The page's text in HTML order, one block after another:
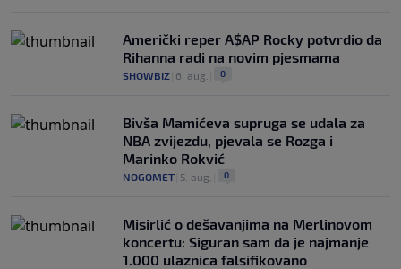
Američki reper A$AP Rocky potvrdio da
Rihanna radi na novim pjesmama
SHOWBIZ 6. aug. 0
Bivša Mamićeva supruga se udala za
NBA zvijezdu, pjevala se Rozga i
Marinko Rokvić
NOGOMET 5. aug. 0
Misirlić o dešavanjima na Merlinovom
koncertu: Siguran sam da je najmanje
1.000 ulaznica falsifikovano